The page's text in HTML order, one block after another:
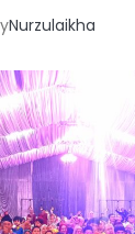
Nurzulaikha